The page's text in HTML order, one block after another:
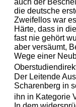
auch der
die deutsche
Zweifellos war
Härte, dass in
fast nie gehört
aber versäumt,
Wege einer
Der Leitende
Scharenberg in
ihn in Kategorie